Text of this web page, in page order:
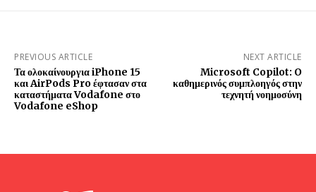
PREVIOUS ARTICLE
Τα ολοκαίνουργια iPhone 15
και AirPods Pro έφτασαν στα
καταστήματα Vodafone στο
Vodafone eShop
NEXT ARTICLE
Microsoft Copilot: O
καθημερινός συμπλοηγός στην
τεχνητή νοημοσύνη